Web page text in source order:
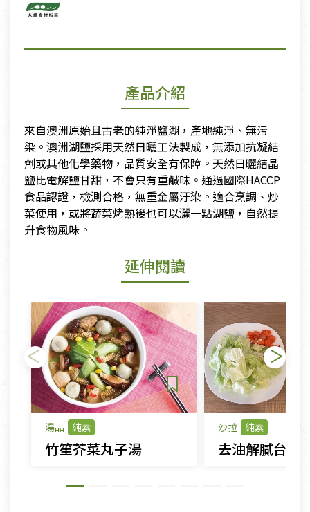
產品介紹
來自澳洲原始且古老的純淨鹽湖，產地純淨、無污
染。澳洲湖鹽採用天然日曬工法製成，無添加抗凝結
劑或其他化學藥物，品質安全有保障。天然日曬結晶
鹽比電解鹽甘甜，不會只有重鹹味。通過國際HACCP
食品認證，檢測合格，無重金屬汙染。適合烹調、炒
菜使用，或將蔬菜烤熟後也可以灑一點湖鹽，自然提
升食物風味。
延伸閱讀
湯品 純素
竹笙芥菜丸子湯
沙拉 純素
去油解膩台式